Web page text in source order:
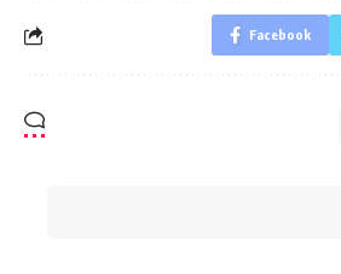
Facebook